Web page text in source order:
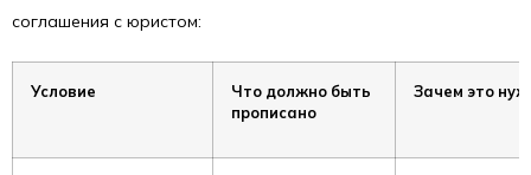
соглашения с юристом:
Условие
Что должно быть
прописано
Зачем это